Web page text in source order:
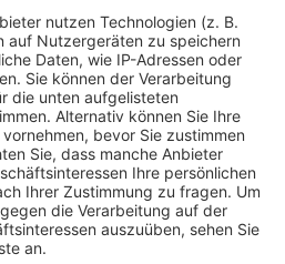
an Rettung von
Ritts stammt aus dem 13.
Kreuzzug war Ritter Arnold
Pferd in einen Sumpf geraten